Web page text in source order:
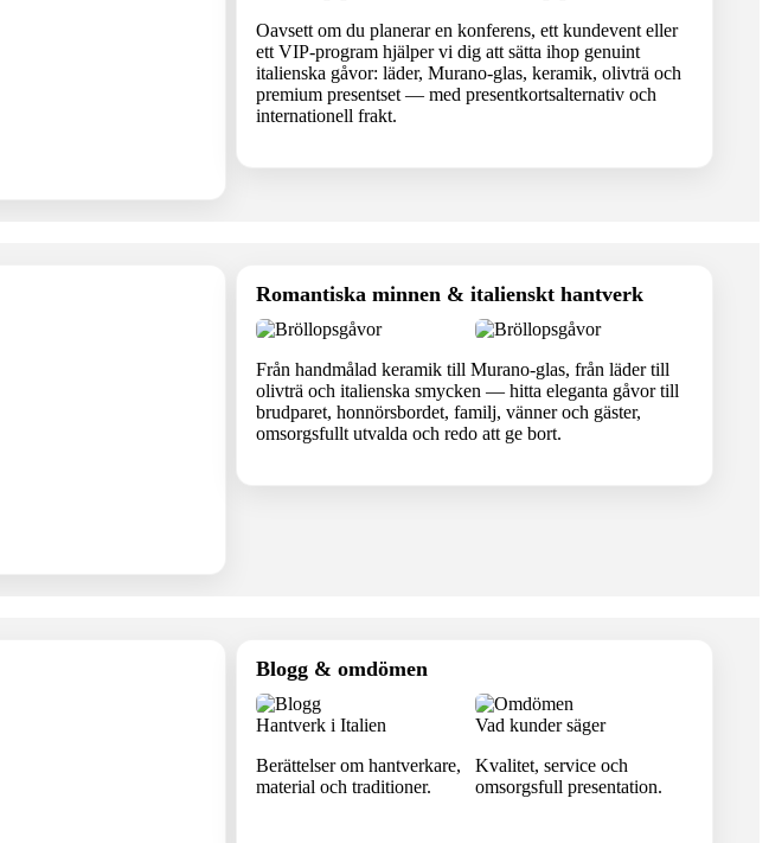
Oavsett om du planerar en konferens, ett kundevent eller
ett VIP-program hjälper vi dig att sätta ihop genuint
italienska gåvor: läder, Murano-glas, keramik, olivträ och
premium presentset — med presentkortsalternativ och
internationell frakt.
Romantiska minnen & italienskt hantverk
Från handmålad keramik till Murano-glas, från läder till
olivträ och italienska smycken — hitta eleganta gåvor till
brudparet, honnörsbordet, familj, vänner och gäster,
omsorgsfullt utvalda och redo att ge bort.
Blogg & omdömen
Hantverk i Italien
Berättelser om hantverkare,
material och traditioner.
Vad kunder säger
Kvalitet, service och
omsorgsfull presentation.